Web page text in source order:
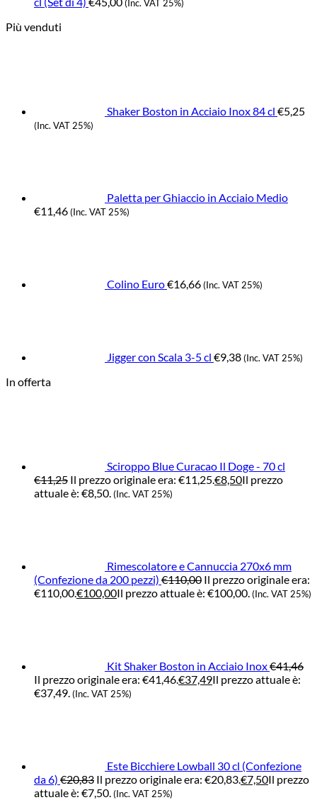
(Inc. VAT 25%)
Più venduti
Shaker Boston in Acciaio Inox 84 cl €5,25
(Inc. VAT 25%)
Paletta per Ghiaccio in Acciaio Medio
€11,46(Inc. VAT 25%)
Colino Euro€16,66(Inc. VAT 25%)
Jigger con Scala 3-5 cl €9,38(Inc. VAT 25%)
In offerta
Sciroppo Blue Curacao Il Doge - 70 cl
€11,25 Il prezzo originale era: €11,25.€8,50Il prezzo
attuale è: €8,50.(Inc. VAT 25%)
Rimescolatore e Cannuccia 270x6 mm
(Confezione da 200 pezzi) €110,00 Il prezzo originale era:
€110,00.€100,00Il prezzo attuale è: €100,00.(Inc. VAT 25%)
Kit Shaker Boston in Acciaio Inox€41,46
Il prezzo originale era: €41,46.€37,49Il prezzo attuale è:
€37,49.(Inc. VAT 25%)
Este Bicchiere Lowball 30 cl (Confezione
da 6) €20,83 Il prezzo originale era: €20,83.€7,50Il prezzo
attuale è: €7,50.(Inc. VAT 25%)